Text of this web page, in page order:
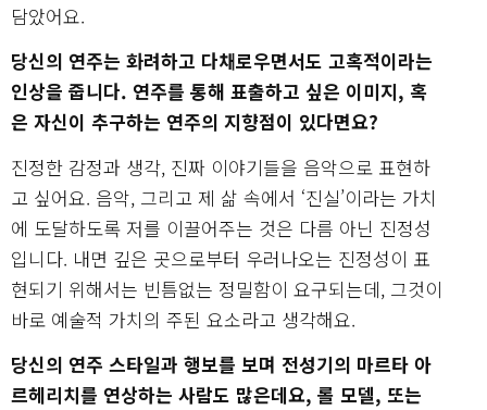
담았어요.
당신의 연주는 화려하고 다채로우면서도 고혹적이라는
인상을 줍니다. 연주를 통해 표출하고 싶은 이미지, 혹
은 자신이 추구하는 연주의 지향점이 있다면요?
진정한 감정과 생각, 진짜 이야기들을 음악으로 표현하
고 싶어요. 음악, 그리고 제 삶 속에서 ‘진실’이라는 가치
에 도달하도록 저를 이끌어주는 것은 다름 아닌 진정성
입니다. 내면 깊은 곳으로부터 우러나오는 진정성이 표
현되기 위해서는 빈틈없는 정밀함이 요구되는데, 그것이
바로 예술적 가치의 주된 요소라고 생각해요.
당신의 연주 스타일과 행보를 보며 전성기의 마르타 아
르헤리치를 연상하는 사람도 많은데요, 롤 모델, 또는